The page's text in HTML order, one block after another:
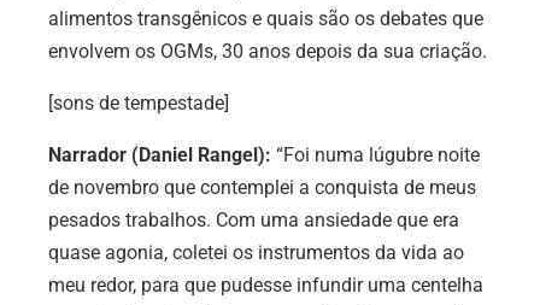
alimentos transgênicos e quais são os debates que
envolvem os OGMs, 30 anos depois da sua criação.
[sons de tempestade]
Narrador (Daniel Rangel): “Foi numa lúgubre noite
de novembro que contemplei a conquista de meus
pesados trabalhos. Com uma ansiedade que era
quase agonia, coletei os instrumentos da vida ao
meu redor, para que pudesse infundir uma centelha